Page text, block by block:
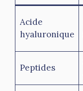
Acide
hyaluronique
Peptides